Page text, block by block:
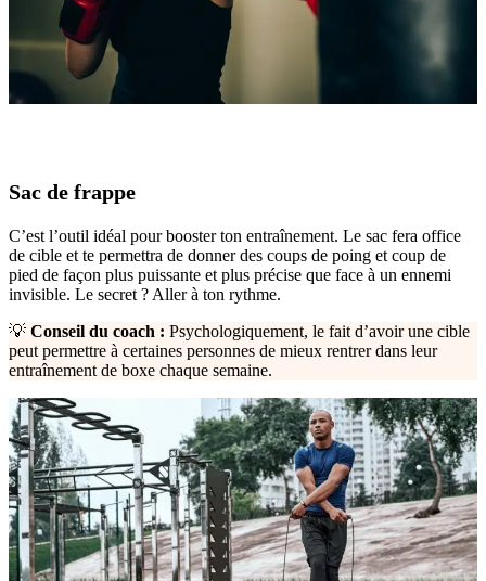
Sac de frappe
C’est l’outil idéal pour booster ton entraînement. Le sac fera office
de cible et te permettra de donner des coups de poing et coup de
pied de façon plus puissante et plus précise que face à un ennemi
invisible. Le secret ? Aller à ton rythme.
💡 Conseil du coach : Psychologiquement, le fait d’avoir une cible
peut permettre à certaines personnes de mieux rentrer dans leur
entraînement de boxe chaque semaine.